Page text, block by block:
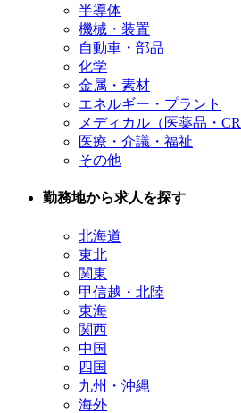
半導体
機械・装置
自動車・部品
化学
金属・素材
エネルギー・プラント
メディカル（医薬品・
医療・介議・福祉
その他
勤務地から求人を探す
北海道
東北
関東
甲信越・北陸
東海
関西
中国
四国
九州・沖縄
海外